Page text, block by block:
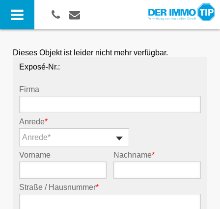
Dieses Objekt ist leider nicht mehr verfügbar.
Exposé-Nr.:
Firma
Anrede*
Anrede*
Vorname Nachname*
Straße / Hausnummer*